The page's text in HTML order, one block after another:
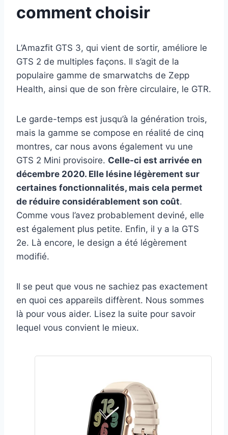
comment choisir
L’Amazfit GTS 3, qui vient de sortir, améliore le
GTS 2 de multiples façons. Il s’agit de la
populaire gamme de smarwatchs de Zepp
Health, ainsi que de son frère circulaire, le GTR.
Le garde-temps est jusqu’à la génération trois,
mais la gamme se compose en réalité de cinq
montres, car nous avons également vu une
GTS 2 Mini provisoire. Celle-ci est arrivée en
décembre 2020. Elle lésine légèrement sur
certaines fonctionnalités, mais cela permet
de réduire considérablement son coût.
Comme vous l’avez probablement deviné, elle
est également plus petite. Enfin, il y a la GTS
2e. Là encore, le design a été légèrement
modifié.
Il se peut que vous ne sachiez pas exactement
en quoi ces appareils diffèrent. Nous sommes
là pour vous aider. Lisez la suite pour savoir
lequel vous convient le mieux.